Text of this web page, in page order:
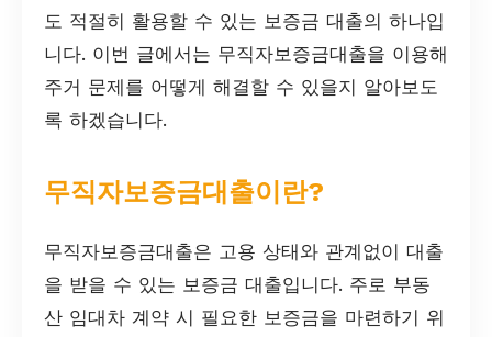
도 적절히 활용할 수 있는 보증금 대출의 하나입
니다. 이번 글에서는 무직자보증금대출을 이용해
주거 문제를 어떻게 해결할 수 있을지 알아보도
록 하겠습니다.
무직자보증금대출이란?
무직자보증금대출은 고용 상태와 관계없이 대출
을 받을 수 있는 보증금 대출입니다. 주로 부동
산 임대차 계약 시 필요한 보증금을 마련하기 위